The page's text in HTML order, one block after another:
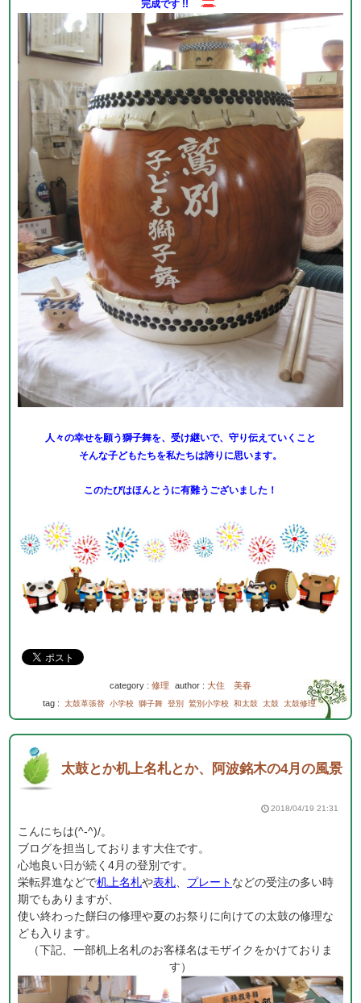
完成です !!
人々の幸せを願う獅子舞を、受け継いで、守り伝えていくこと
そんな子どもたちを私たちは誇りに思います。
このたびはほんとうに有難うございました！
category : 修理 author :大住 美春
tag : 太鼓革張替 小学校 獅子舞 登別 鷲別小学校 和太鼓 太鼓 太鼓修理
太鼓とか机上名札とか、阿波銘木の4月の風景
2018/04/19 21:31
こんにちは(^-^)/。
ブログを担当しております大住です。
心地良い日が続く4月の登別です。
栄転昇進などで机上名札や表札 プレート などの受注の多い時
期でもありますが、
使い終わった餅臼の修理や夏のお祭りに向けての太鼓の修理な
ども入ります。
（下記、一部机上名札のお客様名はモザイクをかけておりま
す）